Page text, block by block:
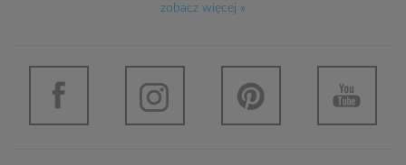
zobacz więcej »